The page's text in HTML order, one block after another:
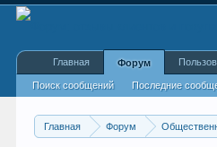
Главная Форум
Главная Форум
Поиск сообщений Последние